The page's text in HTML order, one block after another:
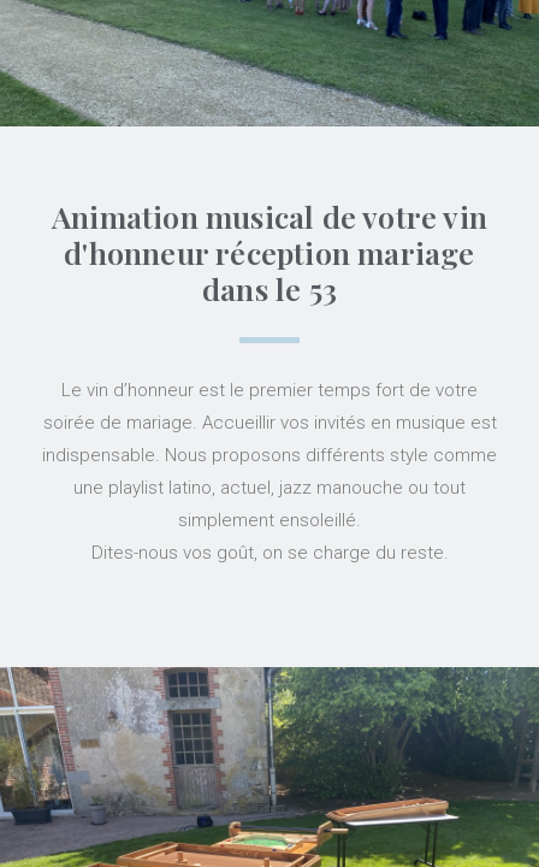
Animation musical de votre vin
d'honneur réception mariage
dans le 53
Le vin d’honneur est le premier temps fort de votre
soirée de mariage. Accueillir vos invités en musique est
indispensable. Nous proposons différents style comme
une playlist latino, actuel, jazz manouche ou tout
simplement ensoleillé.
Dites-nous vos goût, on se charge du reste.